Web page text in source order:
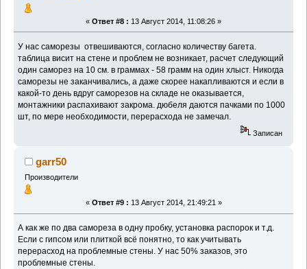
« Ответ #8 : 13 Август 2014, 11:08:26 »
У нас саморезы отвешиваются, согласно количеству багета.
таблица висит на стене и проблем не возникает, расчет следующий
один саморез на 10 см. в граммах - 58 грамм на один хлыст. Никогда
саморезы не заканчивались, а даже скорее накапливаются и если в
какой-то день вдруг саморезов на складе не оказывается,
монтажники распахивают закрома. дюбеля даются пачками по 1000
шт, по мере необходимости, перерасхода не замечал.
Записан
garr50
Производители
« Ответ #9 : 13 Август 2014, 21:49:21 »
А как же по два самореза в одну пробку, установка распорок и т.д.
Если с гипсом или плиткой всё понятно, то как учитывать
перерасход на проблемные стены. У нас 50% заказов, это
проблемные стены.